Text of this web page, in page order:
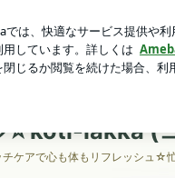
リフレが学べるリラク
緒に行くプール
レが学べるリ
☆koti-lakka (
ケアで心も体もリフレッシュ☆